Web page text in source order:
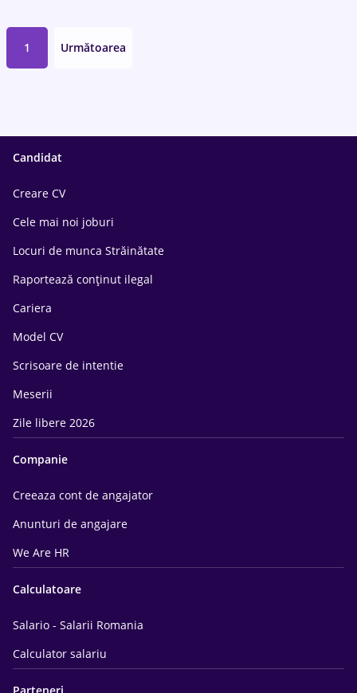
1 Următoarea
Candidat
Creare CV
Cele mai noi joburi
Locuri de munca Străinătate
Raportează conținut ilegal
Cariera
Model CV
Scrisoare de intentie
Meserii
Zile libere 2026
Companie
Creeaza cont de angajator
Anunturi de angajare
We Are HR
Calculatoare
Salario - Salarii Romania
Calculator salariu